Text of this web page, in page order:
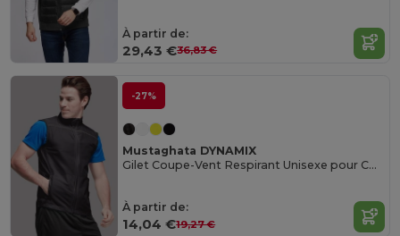
À partir de:
29,43 €36,83 €
-27%
Mustaghata DYNAMIX
Gilet Coupe-Vent Respirant Unisexe pour Course
À partir de:
14,04 €19,27 €